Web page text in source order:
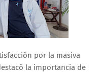
por la masiva
la importancia de